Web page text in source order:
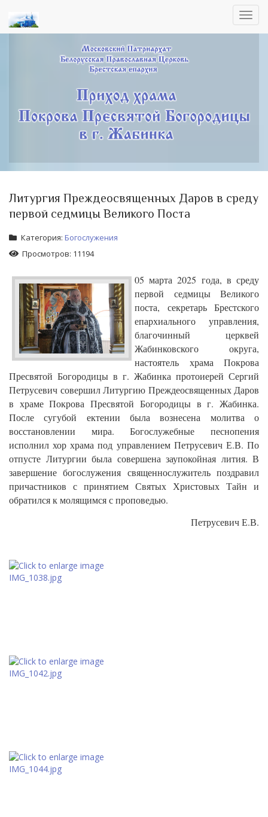
Литургия Преждеосвященных Даров в среду
первой седмицы Великого Поста
Категория: Богослужения
Просмотров: 11194
05 марта 2025 года, в среду
первой седмицы Великого
поста, секретарь Брестского
епархиального управления,
благочинный церквей
Жабинковского округа,
настоятель храма Покрова
Пресвятой Богородицы в г. Жабинка протоиерей Сергий
Петрусевич совершил Литургию Преждеосвященных Даров
в храме Покрова Пресвятой Богородицы в г. Жабинка.
После сугубой ектении была вознесена молитва о
восстановлении мира. Богослужебные песнопения
исполнил хор храма под управлением Петрусевич Е.В. По
отпусте Литургии была совершена заупокойная лития. В
завершение богослужения священнослужитель поздравил
причастников с принятием Святых Христовых Тайн и
обратился к молящимся с проповедью.
Петрусевич Е.В.